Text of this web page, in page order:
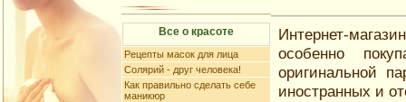
Все о красоте
Рецепты масок для лица
Солярий - друг человека!
Как правильно сделать себе
маникюр
Интернет-
особенно
оригинальной
иностранных и